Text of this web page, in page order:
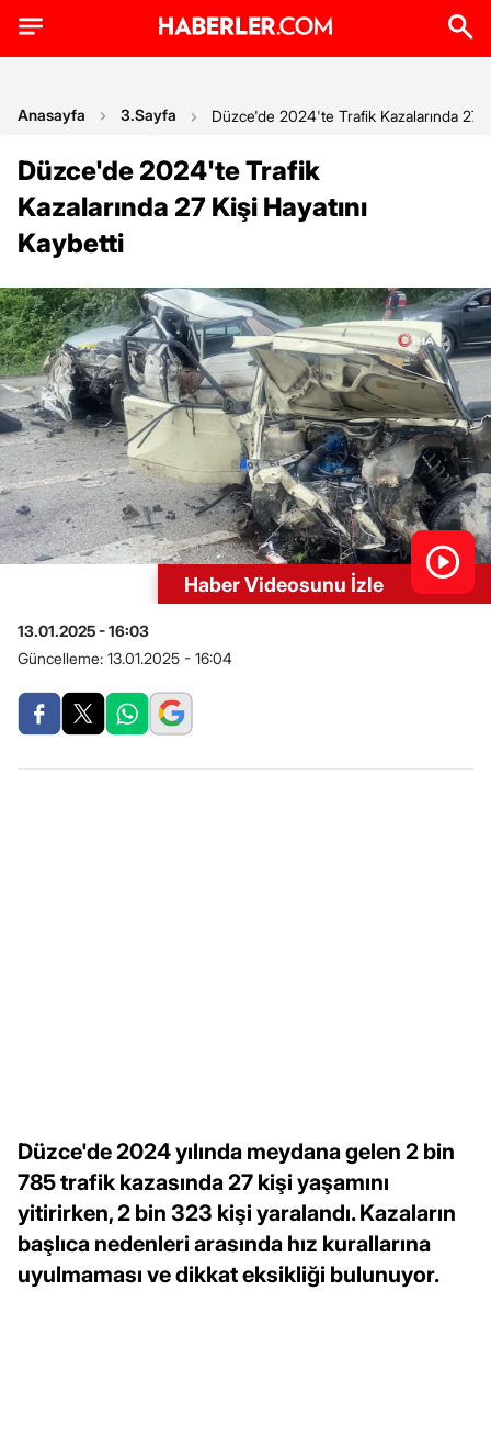
Anasayfa 3.Sayfa Düzce'de 2024'te Trafik Kazalarında 27
Düzce'de 2024'te Trafik
Kazalarında 27 Kişi Hayatını
Kaybetti
Haber Videosunu İzle
13.01.2025 - 16:03
Güncelleme: 13.01.2025 - 16:04
Düzce'de 2024 yılında meydana gelen 2 bin
785 trafik kazasında 27 kişi yaşamını
yitirirken, 2 bin 323 kişi yaralandı. Kazaların
başlıca nedenleri arasında hız kurallarına
uyulmaması ve dikkat eksikliği bulunuyor.